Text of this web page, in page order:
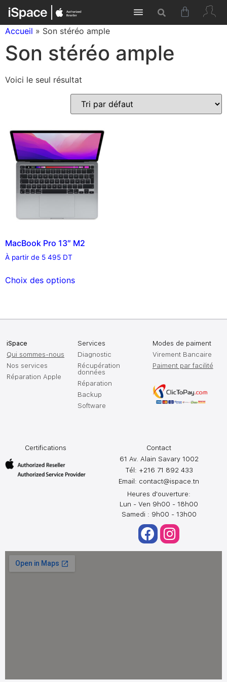
Accueil » Son stéréo ample
Son stéréo ample
Voici le seul résultat
MacBook Pro 13″ M2
À partir de 5 495 DT
Choix des options
iSpace
Qui sommes-nous
Nos services
Réparation Apple
Services
Diagnostic
Récupération
données
Réparation
Backup
Software
Contact
61 Av. Alain Savary 1002
Tél: +216 71 892 433
Email: contact@ispace.tn
Heures d'ouverture:
Lun - Ven 9h00 - 18h00
Samedi : 9h00 - 13h00
Modes de paiment
Virement Bancaire
Paiment par facilité
Certifications